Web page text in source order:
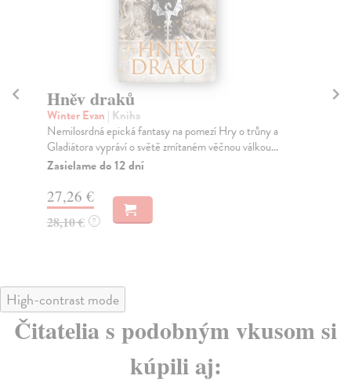
Hněv draků
Winter Evan | Kniha
Nemilosrdná epická fantasy na pomezí Hry o trůny a
Gladiátora vypráví o světě zmítaném věčnou válkou...
Zasielame do 12 dní
27,26 €
28,10 € ?
High-contrast mode
Čitatelia s podobným vkusom si
kúpili aj: